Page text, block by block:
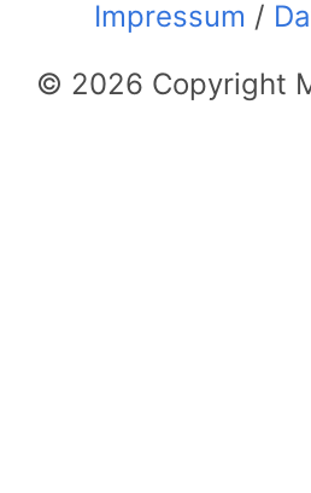
Impressum /
© 2026 Copyright